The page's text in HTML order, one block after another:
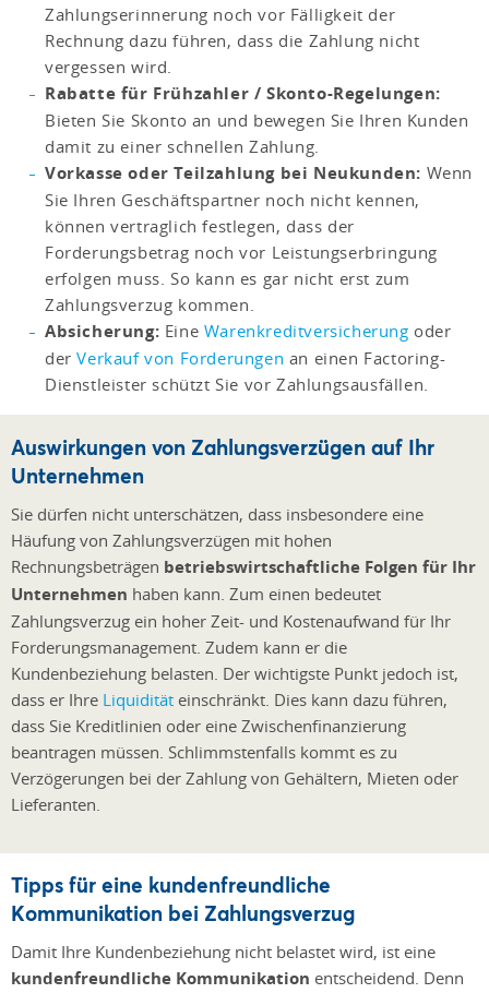
Zahlungserinnerung noch vor Fälligkeit der
Rechnung dazu führen, dass die Zahlung nicht
vergessen wird.
Rabatte für Frühzahler / Skonto-Regelungen:
Bieten Sie Skonto an und bewegen Sie Ihren Kunden
damit zu einer schnellen Zahlung.
Vorkasse oder Teilzahlung bei Neukunden: Wenn
Sie Ihren Geschäftspartner noch nicht kennen,
können vertraglich festlegen, dass der
Forderungsbetrag noch vor Leistungserbringung
erfolgen muss. So kann es gar nicht erst zum
Zahlungsverzug kommen.
Absicherung: Eine Warenkreditversicherung oder
derVerkauf von Forderungen an einen Factoring-
Dienstleister schützt Sie vor Zahlungsausfällen.
Auswirkungen von Zahlungsverzügen auf Ihr
Unternehmen
Sie dürfen nicht unterschätzen, dass insbesondere eine
Häufung von Zahlungsverzügen mit hohen
Rechnungsbeträgen betriebswirtschaftliche Folgen für Ihr
Unternehmen haben kann. Zum einen bedeutet
Zahlungsverzug ein hoher Zeit- und Kostenaufwand für Ihr
Forderungsmanagement. Zudem kann er die
Kundenbeziehung belasten. Der wichtigste Punkt jedoch ist,
dass er Ihre Liquidität einschränkt. Dies kann dazu führen,
dass Sie Kreditlinien oder eine Zwischenfinanzierung
beantragen müssen. Schlimmstenfalls kommt es zu
Verzögerungen bei der Zahlung von Gehältern, Mieten oder
Lieferanten.
Tipps für eine kundenfreundliche
Kommunikation bei Zahlungsverzug
Damit Ihre Kundenbeziehung nicht belastet wird, ist eine
kundenfreundliche Kommunikation entscheidend. Denn